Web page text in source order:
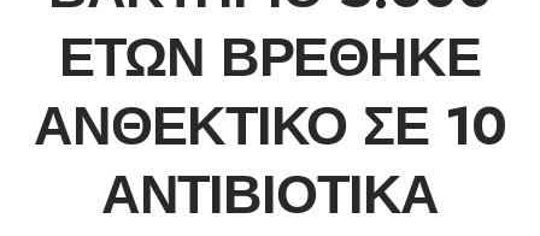
ΕΤΏΝ ΒΡΈΘΗΚΕ
ΑΝΘΕΚΤΙΚΌ ΣΕ 10
ΑΝΤΙΒΙΟΤΙΚΆ